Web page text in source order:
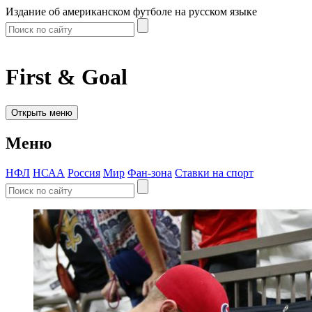
Издание об американском футболе на русском языке
First & Goal
Открыть меню
Меню
НФЛ НСАА Россия Мир Фан-зона Ставки на спорт